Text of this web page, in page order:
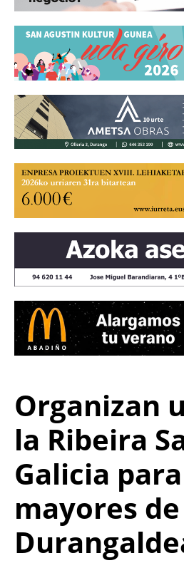
Organizan
la Ribeira
Galicia
mayores de